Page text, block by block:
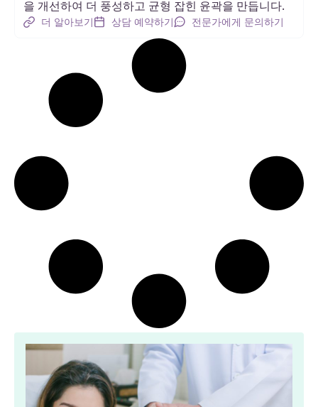
을 개선하여 더 풍성하고 균형 잡힌 윤곽을 만듭니다.
더 알아보기 상담 예약하기 전문가에게 문의하기